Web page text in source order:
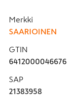
Merkki
SAARIOINEN
GTIN
6412000046676
SAP
21383958